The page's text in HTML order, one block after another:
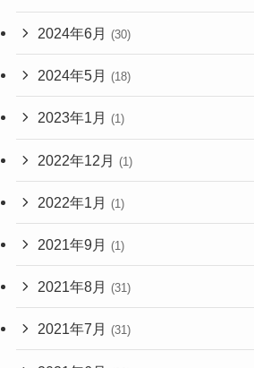
2024年6月 (30)
2024年5月 (18)
2023年1月 (1)
2022年12月 (1)
2022年1月 (1)
2021年9月 (1)
2021年8月 (31)
2021年7月 (31)